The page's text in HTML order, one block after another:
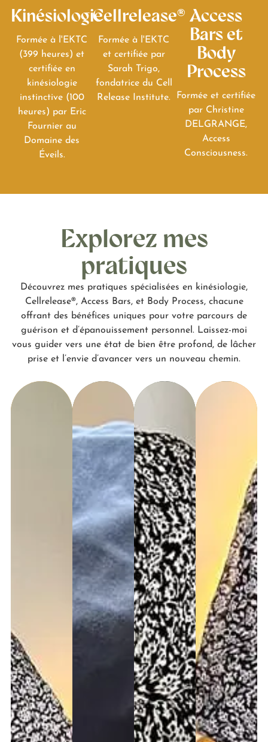
Kinésiologie
Formée à l'EKTC
(399 heures) et
certifiée en
kinésiologie
instinctive (100
heures) par Eric
Fournier au
Domaine des
Éveils.
Cellrelease®
Formée à l'EKTC
et certifiée par
Sarah Trigo,
fondatrice du Cell
Release Institute.
Access
Bars et
Body
Process
Formée et certifiée
par Christine
DELGRANGE,
Access
Consciousness.
Explorez mes
pratiques
Découvrez mes pratiques spécialisées en kinésiologie,
Cellrelease®, Access Bars, et Body Process, chacune
offrant des bénéfices uniques pour votre parcours de
guérison et d’épanouissement personnel. Laissez-moi
vous guider vers une état de bien être profond, de lâcher
prise et l’envie d’avancer vers un nouveau chemin.